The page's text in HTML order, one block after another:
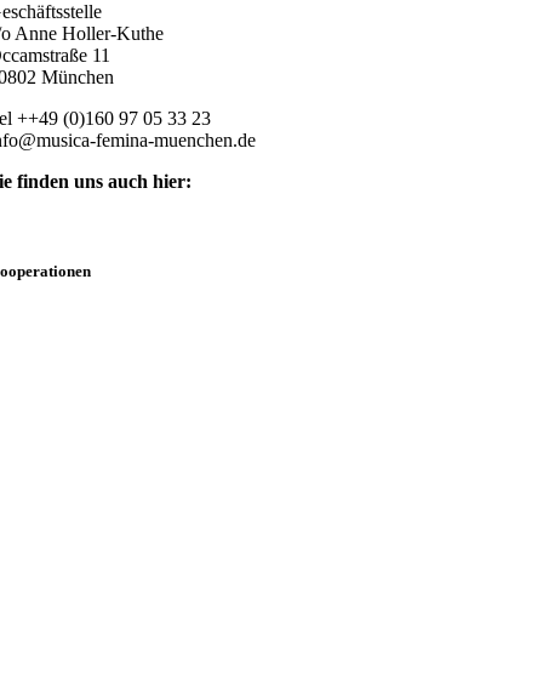
Anne Holler-Kuthe
11
München
++49 (0)160 97 05 33 23
femina-muenchen.de
finden uns auch hier: